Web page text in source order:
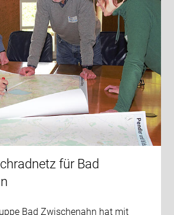
für Bad
Bad Zwischenahn hat mit